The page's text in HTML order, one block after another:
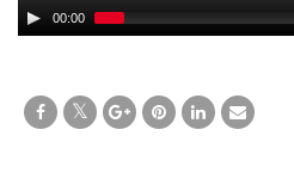
Audio
Player
00:00